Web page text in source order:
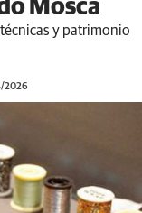
Mosca
y patrimonio
2026